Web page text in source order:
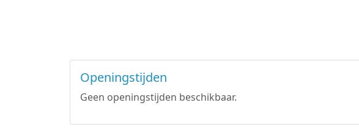
Openingstijden
Geen openingstijden beschikbaar.